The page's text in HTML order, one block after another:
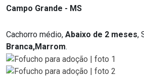
Campo Grande - MS
Cachorro médio, Abaixo de 2 meses,
Branca,Marrom.